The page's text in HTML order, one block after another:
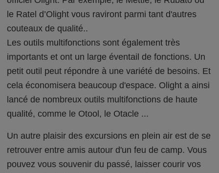
le Ratel d’Olight vous raviront parmi tant d'autres
couteaux de qualité..
Les outils multifonctions sont également très
importants et ont un large éventail de fonctions. Un
petit outil peut répondre à une variété de besoins. Et
cela économisera beaucoup d'espace. Olight a ainsi
lancé de nombreux outils multifonctions de haute
qualité, comme le Otool, le Otacle ...
Un autre plaisir des excursions en plein air est de se
retrouver entre amis autour d'un feu de camp. Vous
pouvez vous souvenir du passé, laisser courir vos